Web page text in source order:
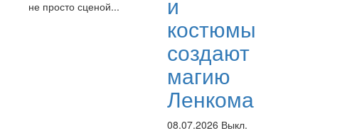
не просто сценой...
костюмы
создают
магию
Ленкома
08.07.2026 Выкл.